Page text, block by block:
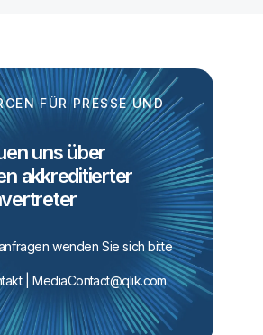
FÜR PRESSE UND
uns über
akkreditierter
wenden Sie sich bitte
| MediaContact@qlik.com